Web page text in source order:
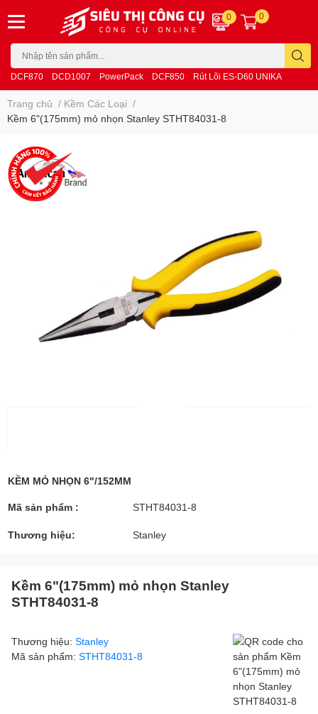
DCF870 DCD1007 PowerPack DCF850 Rút Lõi ES-D60 UNIKA
0 0
Trang chủ / Kềm Các Loại /
Kềm 6"(175mm) mỏ nhọn Stanley STHT84031-8
KỀM MỎ NHỌN 6"/152MM
Mã sản phẩm : STHT84031-8
Thương hiệu: Stanley
Kềm 6"(175mm) mỏ nhọn Stanley
STHT84031-8
Thương hiệu: Stanley
Mã sản phẩm: STHT84031-8